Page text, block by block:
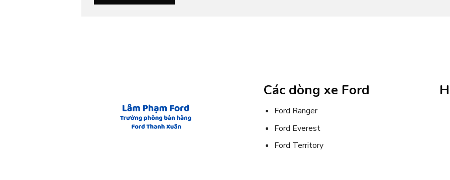
Các dòng xe Ford
Ford Ranger
Ford Everest
Ford Territory